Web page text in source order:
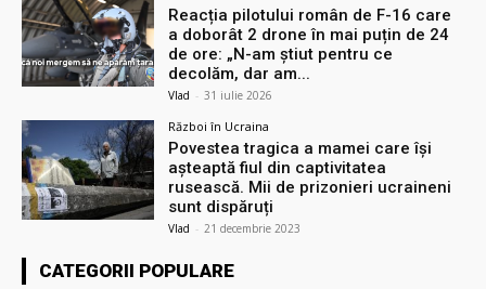
Reacția pilotului român de F-16 care
a doborât 2 drone în mai puțin de 24
de ore: „N-am știut pentru ce
decolăm, dar am...
Vlad - 31 iulie 2026
Război în Ucraina
Povestea tragica a mamei care își
așteaptă fiul din captivitatea
rusească. Mii de prizonieri ucraineni
sunt dispăruți
Vlad - 21 decembrie 2023
CATEGORII POPULARE